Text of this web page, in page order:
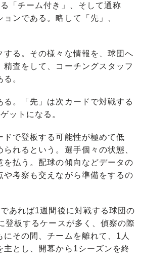
「チーム付き」、そして通称
ンである。略して「先」、
する。その様々な情報を、球団へ
査をして、コーチングスタッフ
。
。「先」は次カードで対戦する
ットになる。
ドで登板する可能性が極めて低
れるという。選手個々の状態、
払う。配球の傾向などデータの
考察も交えながら準備をするの
あれば1週間後に対戦する球団の
登板するケースが多く、偵察の際
その間、チームを離れて、1人
とし、開幕から1シーズンを終